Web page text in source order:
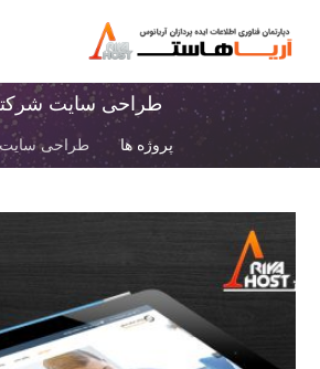
طراحی سایت
پروژه ها طراحی